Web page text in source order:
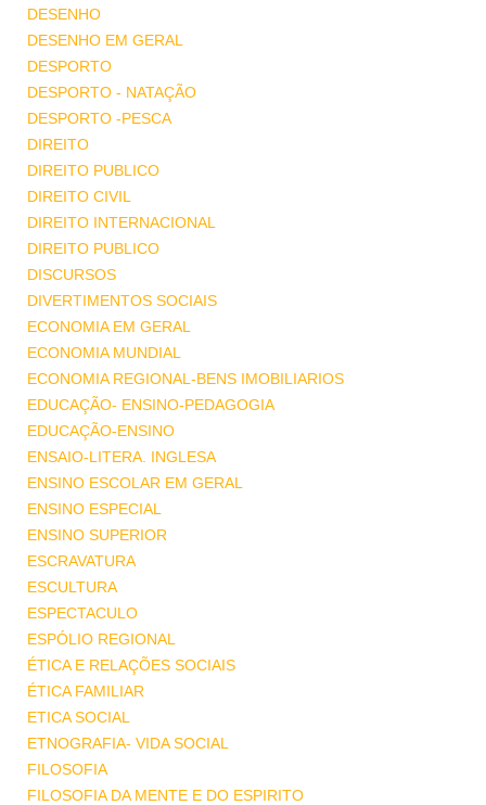
DESENHO
DESENHO EM GERAL
DESPORTO
DESPORTO - NATAÇÃO
DESPORTO -PESCA
DIREITO
DIREITO PUBLICO
DIREITO CIVIL
DIREITO INTERNACIONAL
DIREITO PUBLICO
DISCURSOS
DIVERTIMENTOS SOCIAIS
ECONOMIA EM GERAL
ECONOMIA MUNDIAL
ECONOMIA REGIONAL-BENS IMOBILIARIOS
EDUCAÇÃO- ENSINO-PEDAGOGIA
EDUCAÇÃO-ENSINO
ENSAIO-LITERA. INGLESA
ENSINO ESCOLAR EM GERAL
ENSINO ESPECIAL
ENSINO SUPERIOR
ESCRAVATURA
ESCULTURA
ESPECTACULO
ESPÓLIO REGIONAL
ÉTICA E RELAÇÕES SOCIAIS
ÉTICA FAMILIAR
ETICA SOCIAL
ETNOGRAFIA- VIDA SOCIAL
FILOSOFIA
FILOSOFIA DA MENTE E DO ESPIRITO